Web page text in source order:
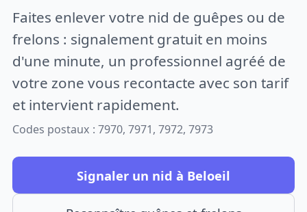
Faites enlever votre nid de guêpes ou de
frelons : signalement gratuit en moins
d'une minute, un professionnel agréé de
votre zone vous recontacte avec son tarif
et intervient rapidement.
Codes postaux : 7970, 7971, 7972, 7973
Signaler un nid à Beloeil